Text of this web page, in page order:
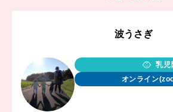
波うさぎ
乳児
オンライン